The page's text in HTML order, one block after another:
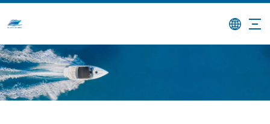
Rumah / Berita
Aluminium untuk Pembeli Kali Pertama